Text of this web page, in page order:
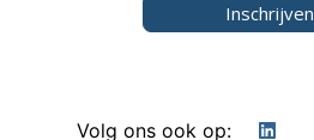
Inschrijven
Volg ons ook op: